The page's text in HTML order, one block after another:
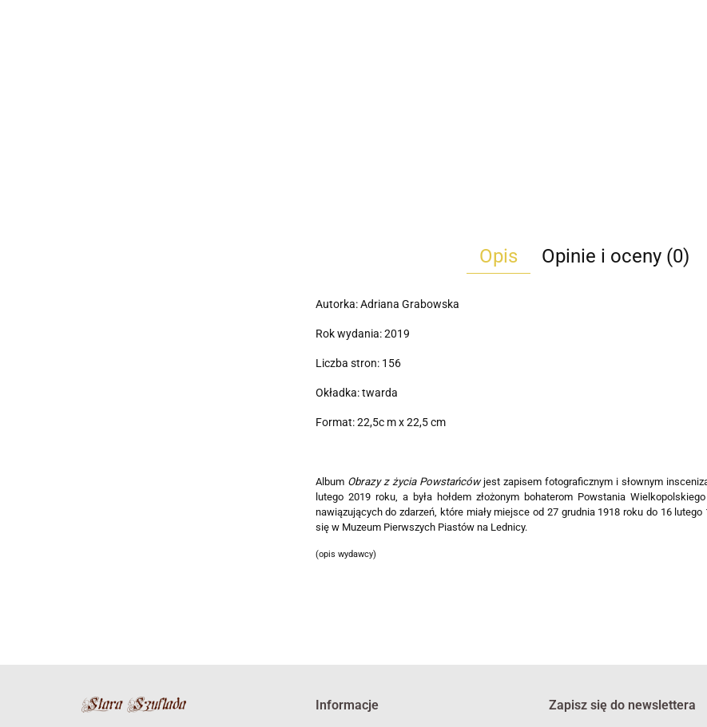
Opis Opinie i oceny (0)
Autorka: Adriana Grabowska
Rok wydania: 2019
Liczba stron: 156
Okładka: twarda
Format: 22,5c m x 22,5 cm
Album Obrazy z życia Powstańcówjest zapisem fotograficznym i słownym
lutego 2019 roku, a była hołdem złożonym bohaterom Powstania
nawiązujących do zdarzeń, które miały miejsce od 27 grudnia 1918 roku do 16
się w Muzeum Pierwszych Piastów na Lednicy.
(opis wydawcy)
Informacje Zapisz się do newslettera